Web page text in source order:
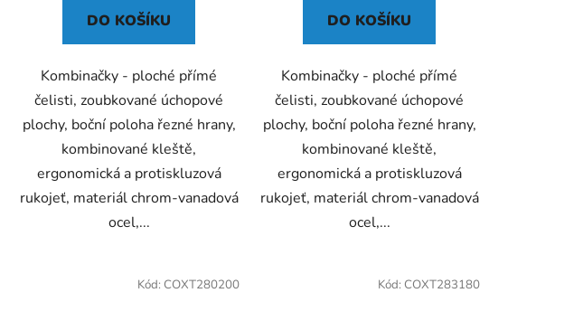
DO KOŠÍKU
Kombinačky - ploché přímé
čelisti, zoubkované úchopové
plochy, boční poloha řezné hrany,
kombinované kleště,
ergonomická a protiskluzová
rukojeť, materiál chrom-vanadová
ocel,...
DO KOŠÍKU
Kombinačky - ploché přímé
čelisti, zoubkované úchopové
plochy, boční poloha řezné hrany,
kombinované kleště,
ergonomická a protiskluzová
rukojeť, materiál chrom-vanadová
ocel,...
Kód: COXT280200 Kód: COXT283180